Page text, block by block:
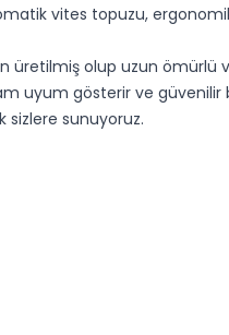
vites topuzu,
olup uzun ömürlü
uyum gösterir ve
sizlere sunuyoruz.